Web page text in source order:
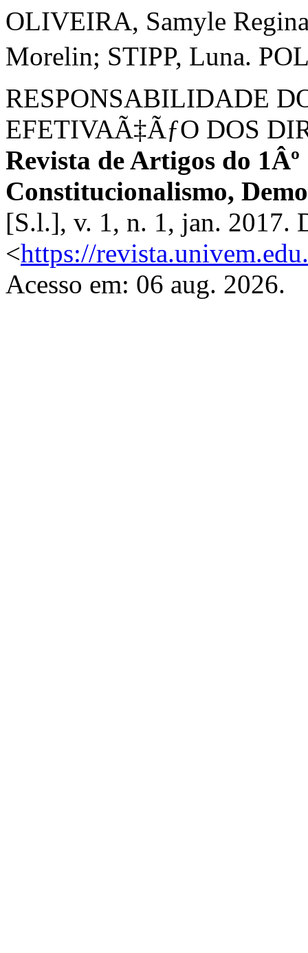
OLIVEIRA, Samyle
Morelin; STIPP, Luna.
RESPONSABILIDADE
EFETIVAÃ‡ÃƒO DOS
Revista de Artigos do 1Âº
Constitucionalismo,
[S.l.], v. 1, n. 1, jan. 2017.
<https://
Acesso em: 06 aug. 2026.